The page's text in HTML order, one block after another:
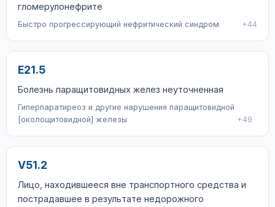
гломерулонефрите
Быстро прогрессирующий нефритический синдром +44
E21.5
Болезнь паращитовидных желез неуточненная
Гиперпаратиреоз и другие нарушения паращитовидной
[околощитовидной] железы
+49
V51.2
Лицо, находившееся вне транспортного средства и
пострадавшее в результате недорожного